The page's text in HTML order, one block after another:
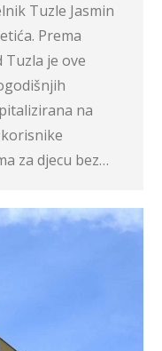
Tuzle Jasmin
Prema
je ove
na
za djecu bez…